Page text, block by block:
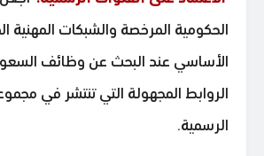
الحكومية المرخصة والشبكات
الأساسي عند البحث عن وظائف
الروابط المجهولة التي تنتشر في
الرسمية.